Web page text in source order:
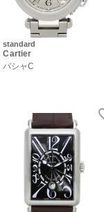
standard
Cartier
パシャC